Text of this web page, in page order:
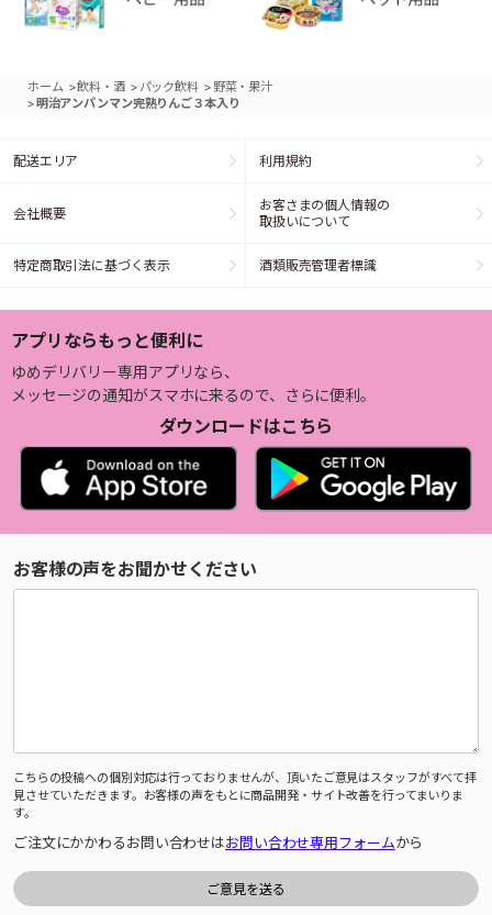
ホーム >飲料・酒 > パック飲料 > 野菜・果汁
> 明治アンパンマン完熟りんご３本入り
配送エリア 利用規約
会社概要
お客さまの個人情報の
取扱いについて
特定商取引法に基づく表示 酒類販売管理者標識
アプリならもっと便利に
ゆめデリバリー専用アプリなら、
メッセージの通知がスマホに来るので、さらに便利。
ダウンロードはこちら
お客様の声をお聞かせください
こちらの投稿への個別対応は行っておりませんが、頂いたご意見はスタッフがすべて拝
見させていただきます。お客様の声をもとに商品開発・サイト改善を行ってまいりま
す。
ご注文にかかわるお問い合わせはお問い合わせ専用フォームから